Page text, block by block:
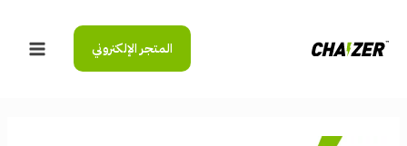
المحتوى
المتجر الإلكتروني
Main